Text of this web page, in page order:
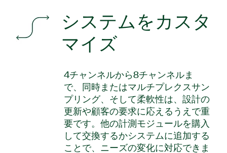
システムをカスタ
マイズ
4チャンネルから8チャンネルま
で、同時またはマルチプレクスサン
プリング、そして柔軟性は、設計の
更新や顧客の要求に応えるうえで重
要です。他の計測モジュールを購入
して交換するかシステムに追加する
ことで、ニーズの変化に対応できま